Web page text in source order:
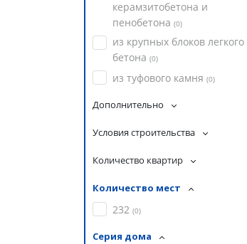
керамзитобетона и
пенобетона (0)
из крупных блоков легкого
бетона (0)
из туфового камня (0)
Дополнительно
Условия строительства
Количество квартир
Количество мест
232 (0)
Серия дома